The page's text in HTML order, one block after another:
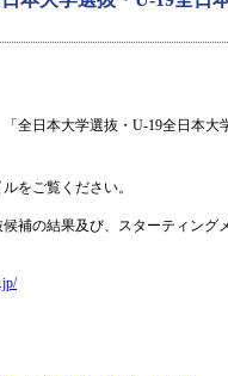
全日本大学選抜・U-19全日本
をご覧ください。
補の結果及び、スターティン